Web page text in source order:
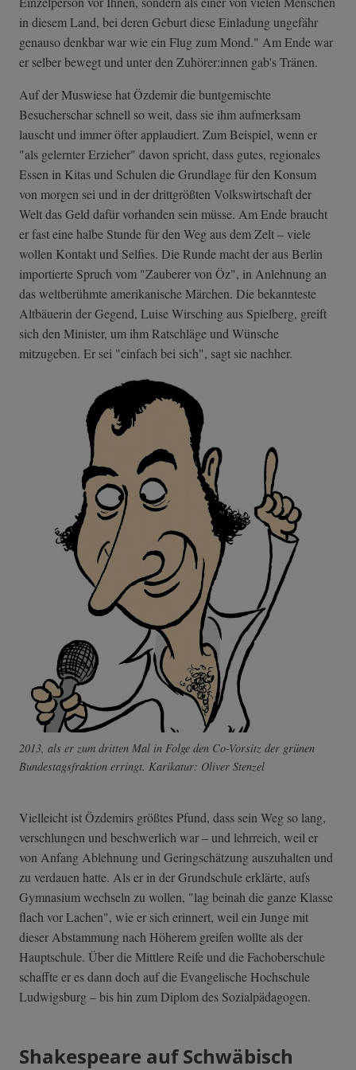
in diesem Land, bei deren Geburt diese Einladung ungefähr
genauso denkbar war wie ein Flug zum Mond." Am Ende war
er selber bewegt und unter den Zuhörer:innen gab's Tränen.
Auf der Muswiese hat Özdemir die buntgemischte
Besucherschar schnell so weit, dass sie ihm aufmerksam
lauscht und immer öfter applaudiert. Zum Beispiel, wenn er
"als gelernter Erzieher" davon spricht, dass gutes, regionales
Essen in Kitas und Schulen die Grundlage für den Konsum
von morgen sei und in der drittgrößten Volkswirtschaft der
Welt das Geld dafür vorhanden sein müsse. Am Ende braucht
er fast eine halbe Stunde für den Weg aus dem Zelt – viele
wollen Kontakt und Selfies. Die Runde macht der aus Berlin
importierte Spruch vom "Zauberer von Öz", in Anlehnung an
das weltberühmte amerikanische Märchen. Die bekannteste
Altbäuerin der Gegend, Luise Wirsching aus Spielberg, greift
sich den Minister, um ihm Ratschläge und Wünsche
mitzugeben. Er sei "einfach bei sich", sagt sie nachher.
2013, als er zum dritten Mal in Folge den Co-Vorsitz der grünen
Bundestagsfraktion erringt. Karikatur: Oliver Stenzel
Vielleicht ist Özdemirs größtes Pfund, dass sein Weg so lang,
verschlungen und beschwerlich war – und lehrreich, weil er
von Anfang Ablehnung und Geringschätzung auszuhalten und
zu verdauen hatte. Als er in der Grundschule erklärte, aufs
Gymnasium wechseln zu wollen, "lag beinah die ganze Klasse
flach vor Lachen", wie er sich erinnert, weil ein Junge mit
dieser Abstammung nach Höherem greifen wollte als der
Hauptschule. Über die Mittlere Reife und die Fachoberschule
schaffte er es dann doch auf die Evangelische Hochschule
Ludwigsburg – bis hin zum Diplom des Sozialpädagogen.
Shakespeare auf Schwäbisch